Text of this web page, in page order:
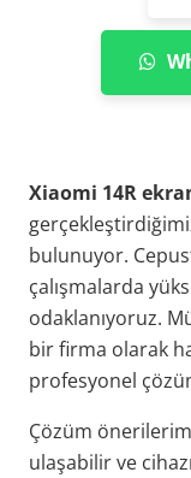
Xiaomi 14R
bulunuyor.
çalışmalarda
odaklanıyoruz.
bir firma olarak
profesyonel
Çözüm
ulaşabilir ve